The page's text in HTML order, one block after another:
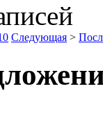
Следующая >